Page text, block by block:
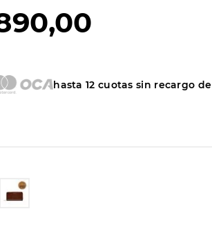
,00
hasta12 cuotas sin recargo de